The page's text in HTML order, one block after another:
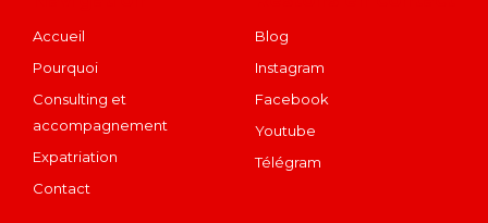
Accueil
Pourquoi
Consulting et
accompagnement
Expatriation
Contact
Blog
Instagram
Facebook
Youtube
Télégram